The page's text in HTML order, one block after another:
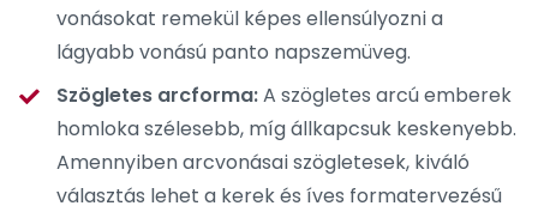
vonásokat remekül képes ellensúlyozni a
lágyabb vonású panto napszemüveg.
Szögletes arcforma:A szögletes arcú emberek
homloka szélesebb, míg állkapcsuk keskenyebb.
Amennyiben arcvonásai szögletesek, kiváló
választás lehet a kerek és íves formatervezésű